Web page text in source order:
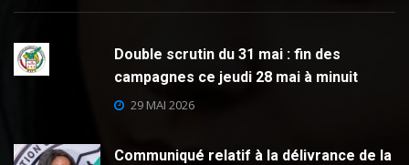
Double scrutin du 31 mai : fin des
campagnes ce jeudi 28 mai à minuit
29 MAI 2026
Communiqué relatif à la délivrance de la